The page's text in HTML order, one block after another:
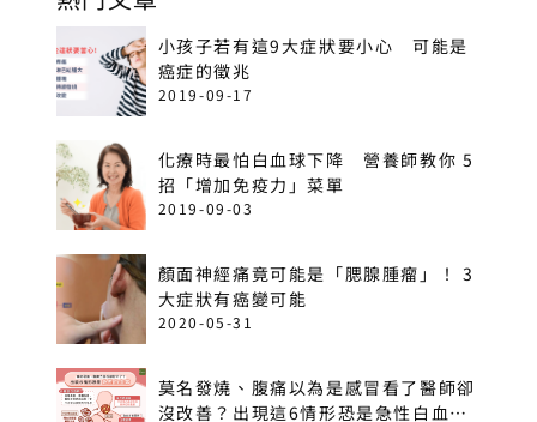
小孩子若有這9大症狀要小心 可能是
癌症的徵兆
2019-09-17
化療時最怕白血球下降 營養師教你 5
招「增加免疫力」菜單
2019-09-03
顏面神經痛竟可能是「腮腺腫瘤」！ 3
大症狀有癌變可能
2020-05-31
莫名發燒、腹痛以為是感冒看了醫師卻
沒改善？出現這6情形恐是急性白血